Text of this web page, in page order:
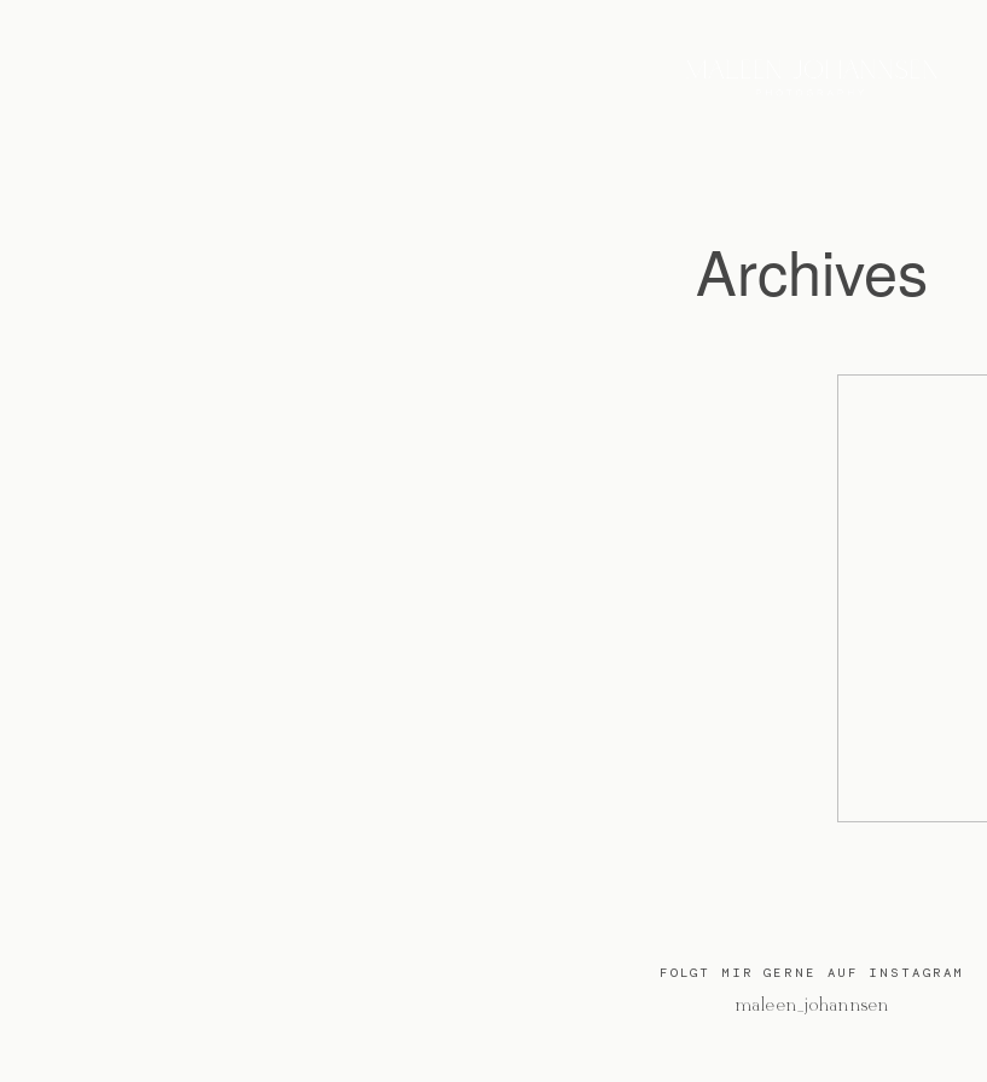
Archives
FOLGT MIR GERNE AUF INSTAGRAM
@maleen_johannsen